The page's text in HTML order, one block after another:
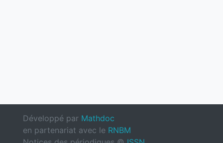
Développé par Mathdoc
en partenariat avec le RNBM